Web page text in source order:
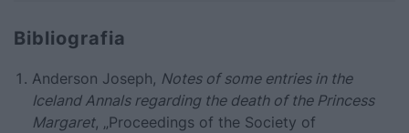
Bibliografia
Anderson Joseph, Notes of some entries in the
Iceland Annals regarding the death of the Princess
Margaret, „Proceedings of the Society of